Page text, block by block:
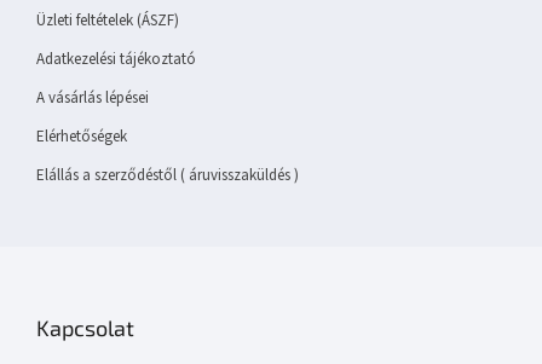
Üzleti feltételek (ÁSZF)
Adatkezelési tájékoztató
A vásárlás lépései
Elérhetőségek
Elállás a szerződéstől ( áruvisszaküldés )
Kapcsolat